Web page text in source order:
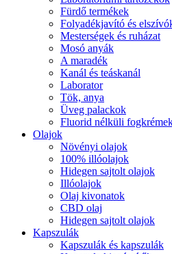
Fürdő termékek
Folyadékjavító és
Mesterségek és ruházat
Mosó anyák
A maradék
Kanál és teáskanál
Laborator
Tök, anya
Üveg palackok
Fluorid nélküli
Olajok
Növényi olajok
100% illóolajok
Hidegen sajtolt olajok
Illóolajok
Olaj kivonatok
CBD olaj
Hidegen sajtolt olajok
Kapszulák
Kapszulák és kapszulák